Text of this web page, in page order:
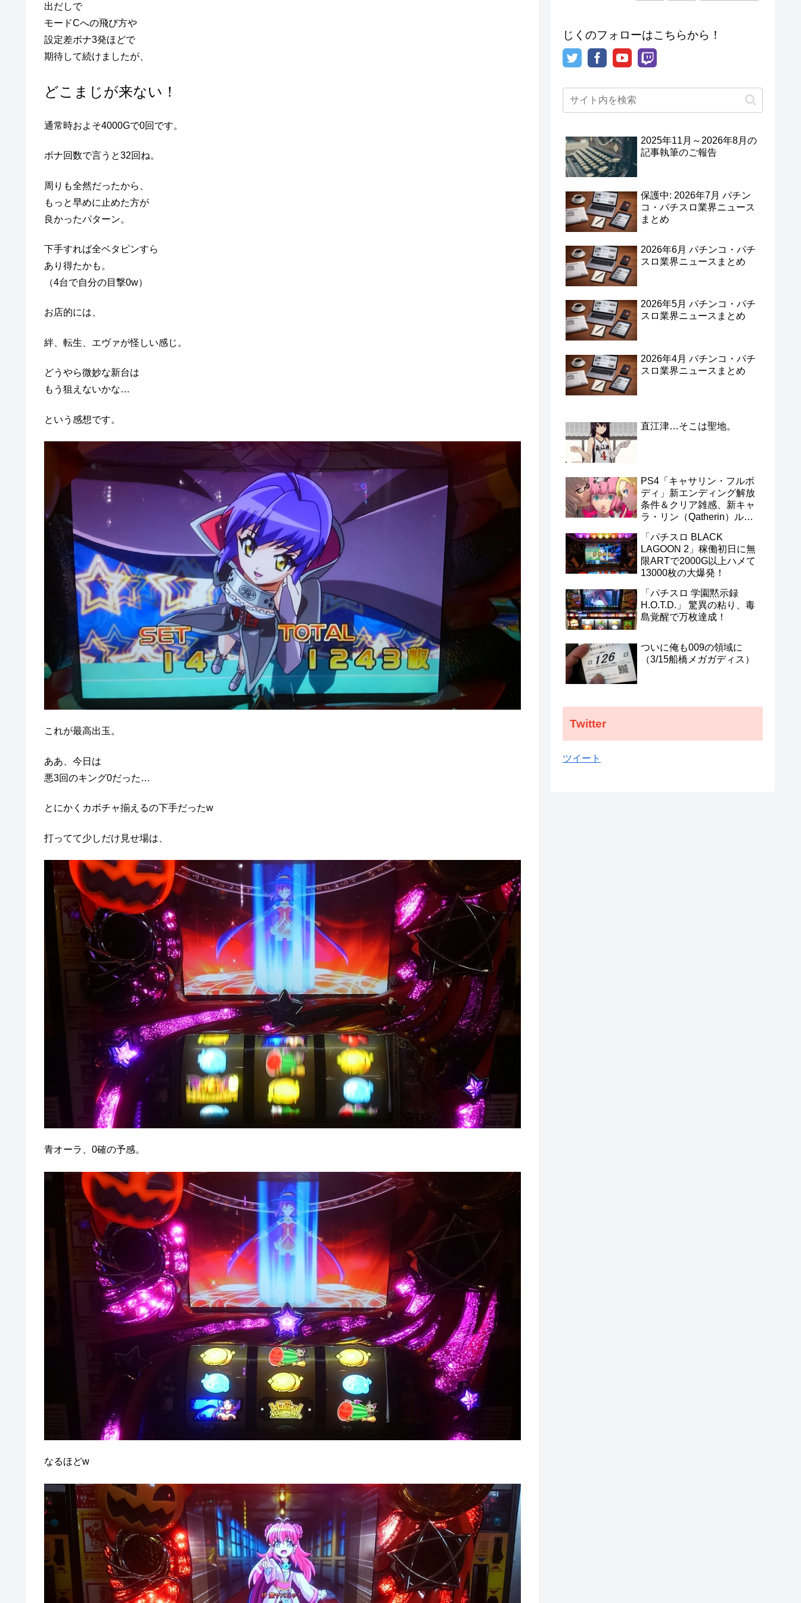
出だしで
モードCへの飛び方や
設定差ボナ3発ほどで
期待して続けましたが、
どこまじが来ない！
通常時およそ4000Gで0回です。
ボナ回数で言うと32回ね。
周りも全然だったから、
もっと早めに止めた方が
良かったパターン。
下手すれば全ベタピンすら
あり得たかも。
（4台で自分の目撃0w）
お店的には、
絆、転生、エヴァが怪しい感じ。
どうやら微妙な新台は
もう狙えないかな…
という感想です。
これが最高出玉。
ああ、今日は
悪3回のキング0だった…
とにかくカボチャ揃えるの下手だったw
打ってて少しだけ見せ場は、
青オーラ、0確の予感。
なるほどw
じくのフォローはこちらから！
2025年11月～2026年8月の
記事執筆のご報告
保護中: 2026年7月 パチン
コ・パチスロ業界ニュース
まとめ
2026年6月 パチンコ・パチ
スロ業界ニュースまとめ
2026年5月 パチンコ・パチ
スロ業界ニュースまとめ
2026年4月 パチンコ・パチ
スロ業界ニュースまとめ
直江津…そこは聖地。
PS4「キャサリン・フルボ
ディ」新エンディング解放
条件＆クリア雑感、新キャ
ラ・リン（Qatherin）ルー
わらせるな！
「パチスロ BLACK
LAGOON 2」稼働初日に無
限ARTで2000G以上ハメて
13000枚の大爆発！
「パチスロ 学園黙示録
H.O.T.D.」 驚異の粘り、毒
島覚醒で万枚達成！
ついに俺も009の領域に
（3/15船橋メガガディス）
Twitter
ツイート